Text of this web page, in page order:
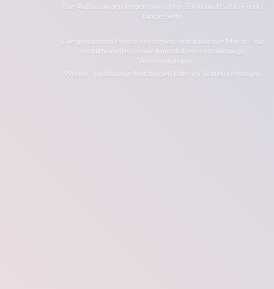
Die Auflösungen liegen zwischen 3900 und 5200 Pixel /
lange Seite.
Die genannten Preise verstehen sich inklusive MwSt. - für
redaktionelle, sowie Immobilienvermarktungs
- Verwendungen.
Werbe - und Image Nutzungen bitte im Vorfeld erfragen.